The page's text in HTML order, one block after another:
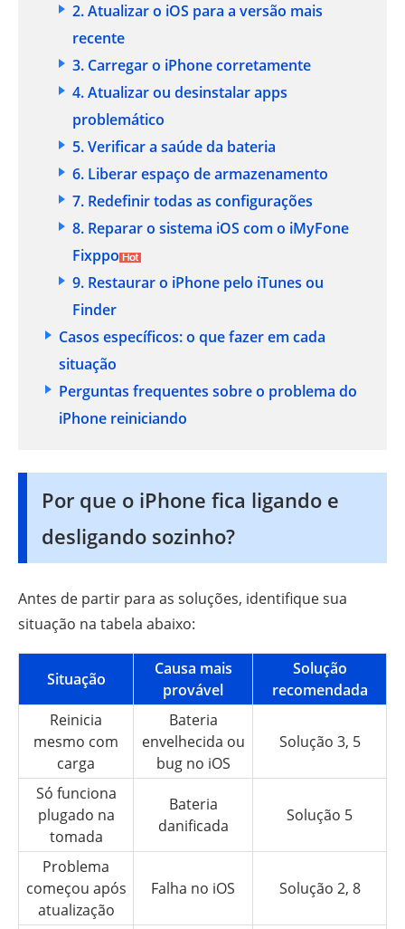
2. Atualizar o iOS para a versão mais
recente
3. Carregar o iPhone corretamente
4. Atualizar ou desinstalar apps
problemático
5. Verificar a saúde da bateria
6. Liberar espaço de armazenamento
7. Redefinir todas as configurações
8. Reparar o sistema iOS com o iMyFone
Fixppo
9. Restaurar o iPhone pelo iTunes ou
Finder
Casos específicos: o que fazer em cada
situação
Perguntas frequentes sobre o problema do
iPhone reiniciando
Por que o iPhone fica ligando e
desligando sozinho?
Antes de partir para as soluções, identifique sua
situação na tabela abaixo:
Situação
Causa mais
provável
Solução
recomendada
Reinicia
mesmo com
carga
Bateria
envelhecida ou
bug no iOS
Solução 3, 5
Só funciona
plugado na
tomada
Bateria
danificada
Solução 5
Problema
começou após
atualização
Falha no iOS Solução 2, 8